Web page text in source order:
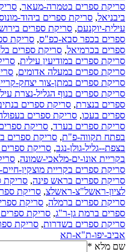
סריקת ספרים בטמרה-מעאר,
ביבניאל, סריקת ספרים ביהוד-
עילית-יוקנעם, סריקת ספרים
ספרים בכפר סבא-כפ"ס, סריקת
ספרים בכרמיאל, סריקת ספרים
סריקת ספרים במודיעין עילית,
סריקת ספרים במעלה אדומים,
סריקת ספרים במתן-צור יצחק-
סריקת ספרים בנוף הגליל-נצרת
ספרים בנצרת, סריקת ספרים
ספרים בעכו, סריקת ספרים
סריקת ספרים בערד, סריקת
בפתח תקווה-פ"ת, סריקת ספרים
בצפת--גליל-גולן-נגב, סריקת ספרים
בקריית אונו-ים-מלאכי-שמונה,
סריקת ספרים בקריית מוצקין-
סריקת ספרים בראש פינה, סריקת
לציון-ראשל"צ-ראשלצ, סריקת
סריקת ספרים ברמלה, סריקת
ספרים ברמת גן-ר"ג, סריקת
סריקת ספרים בשדרות, סריקת
אביב-יפו-ת"א-תא
שם מלא *